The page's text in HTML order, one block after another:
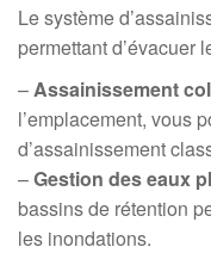
Le système
permettant d’évacuer
–Assainissement
l’emplacement, vous
d’assainissement
–Gestion des eaux
bassins de rétention
les inondations.